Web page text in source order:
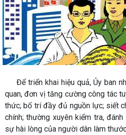
Để triển khai hiệu quả, Ủy ban
quan, đơn vị tăng cường công tác
thức; bố trí đầy đủ nguồn lực; siết
chính; thường xuyên kiểm tra,
sự hài lòng của người dân làm